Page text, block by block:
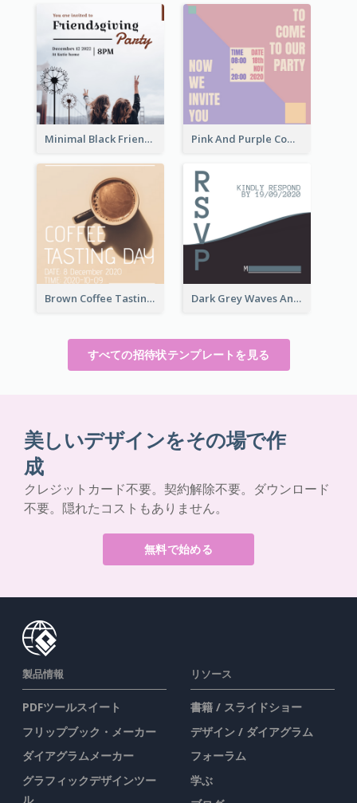
Minimal Black Friendsgiving Invitation Pink And Purple Come To our Party Invitation
Brown Coffee Tasting Day In December Invitation Dark Grey Waves And Curves Invitation
すべての招待状テンプレートを見る
美しいデザインをその場で作
成
クレジットカード不要。契約解除不要。ダウンロード
不要。隠れたコストもありません。
無料で始める
製品情報
PDFツールスイート
フリップブック・メーカー
ダイアグラムメーカー
グラフィックデザインツー
ル
リソース
書籍 / スライドショー
デザイン / ダイアグラム
フォーラム
学ぶ